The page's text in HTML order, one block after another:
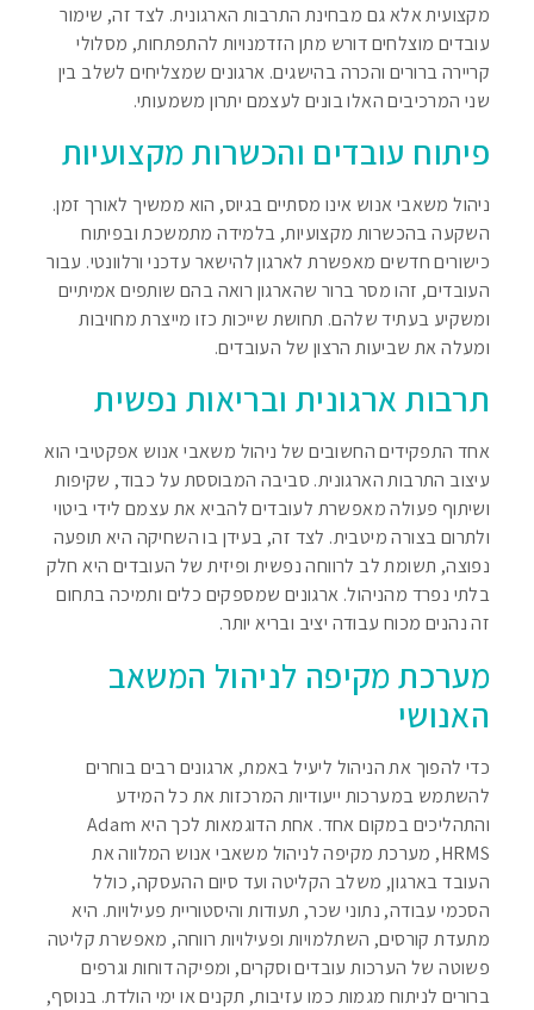
מקצועית אלא גם מבחינת התרבות הארגונית. לצד זה, שימור
עובדים מוצלחים דורש מתן הזדמנויות להתפתחות, מסלולי
קריירה ברורים והכרה בהישגים. ארגונים שמצליחים לשלב בין
שני המרכיבים האלו בונים לעצמם יתרון משמעותי.
פיתוח עובדים והכשרות מקצועיות
ניהול משאבי אנוש אינו מסתיים בגיוס, הוא ממשיך לאורך זמן.
השקעה בהכשרות מקצועיות, בלמידה מתמשכת ובפיתוח
כישורים חדשים מאפשרת לארגון להישאר עדכני ורלוונטי. עבור
העובדים, זהו מסר ברור שהארגון רואה בהם שותפים אמיתיים
ומשקיע בעתיד שלהם. תחושת שייכות כזו מייצרת מחויבות
ומעלה את שביעות הרצון של העובדים.
תרבות ארגונית ובריאות נפשית
אחד התפקידים החשובים של ניהול משאבי אנוש אפקטיבי הוא
עיצוב התרבות הארגונית. סביבה המבוססת על כבוד, שקיפות
ושיתוף פעולה מאפשרת לעובדים להביא את עצמם לידי ביטוי
ולתרום בצורה מיטבית. לצד זה, בעידן בו השחיקה היא תופעה
נפוצה, תשומת לב לרווחה נפשית ופיזית של העובדים היא חלק
בלתי נפרד מהניהול. ארגונים שמספקים כלים ותמיכה בתחום
זה נהנים מכוח עבודה יציב ובריא יותר.
מערכת מקיפה לניהול המשאב
האנושי
כדי להפוך את הניהול ליעיל באמת, ארגונים רבים בוחרים
להשתמש במערכות ייעודיות המרכזות את כל המידע
והתהליכים במקום אחד. אחת הדוגמאות לכך היא Adam
HRMS, מערכת מקיפה לניהול משאבי אנוש המלווה את
העובד בארגון, משלב הקליטה ועד סיום ההעסקה, כולל
הסכמי עבודה, נתוני שכר, תעודות והיסטוריית פעילויות. היא
מתעדת קורסים, השתלמויות ופעילויות רווחה, מאפשרת קליטה
פשוטה של הערכות עובדים וסקרים, ומפיקה דוחות וגרפים
ברורים לניתוח מגמות כמו עזיבות, תקנים או ימי הולדת. בנוסף,